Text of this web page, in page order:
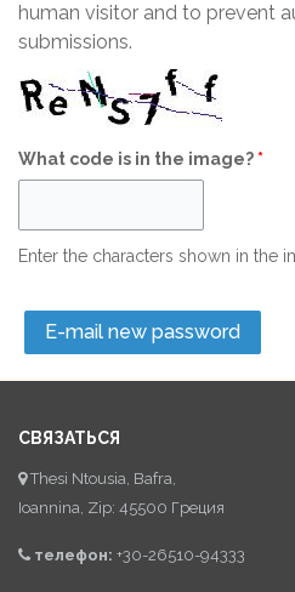
human visitor and to prevent
submissions.
What code is in the image? *
Enter the characters shown in the
СВЯЗАТЬСЯ
Thesi Ntousia, Bafra,
Ioannina, Zip: 45500 Греция
телефон: +30-26510-94333